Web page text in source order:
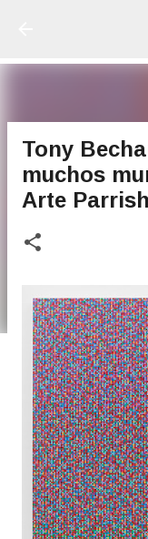
Tony
muchos
Arte